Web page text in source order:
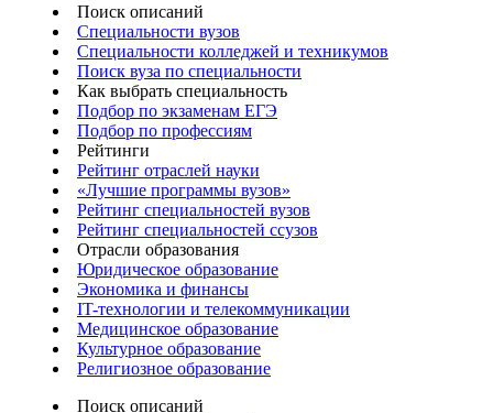
Поиск описаний
Специальности вузов
Специальности колледжей и техникумов
Поиск вуза по специальности
Как выбрать специальность
Подбор по экзаменам ЕГЭ
Подбор по профессиям
Рейтинги
Рейтинг отраслей науки
«Лучшие программы вузов»
Рейтинг специальностей вузов
Рейтинг специальностей ссузов
Отрасли образования
Юридическое образование
Экономика и финансы
IT-технологии и телекоммуникации
Медицинское образование
Культурное образование
Религиозное образование
Поиск описаний